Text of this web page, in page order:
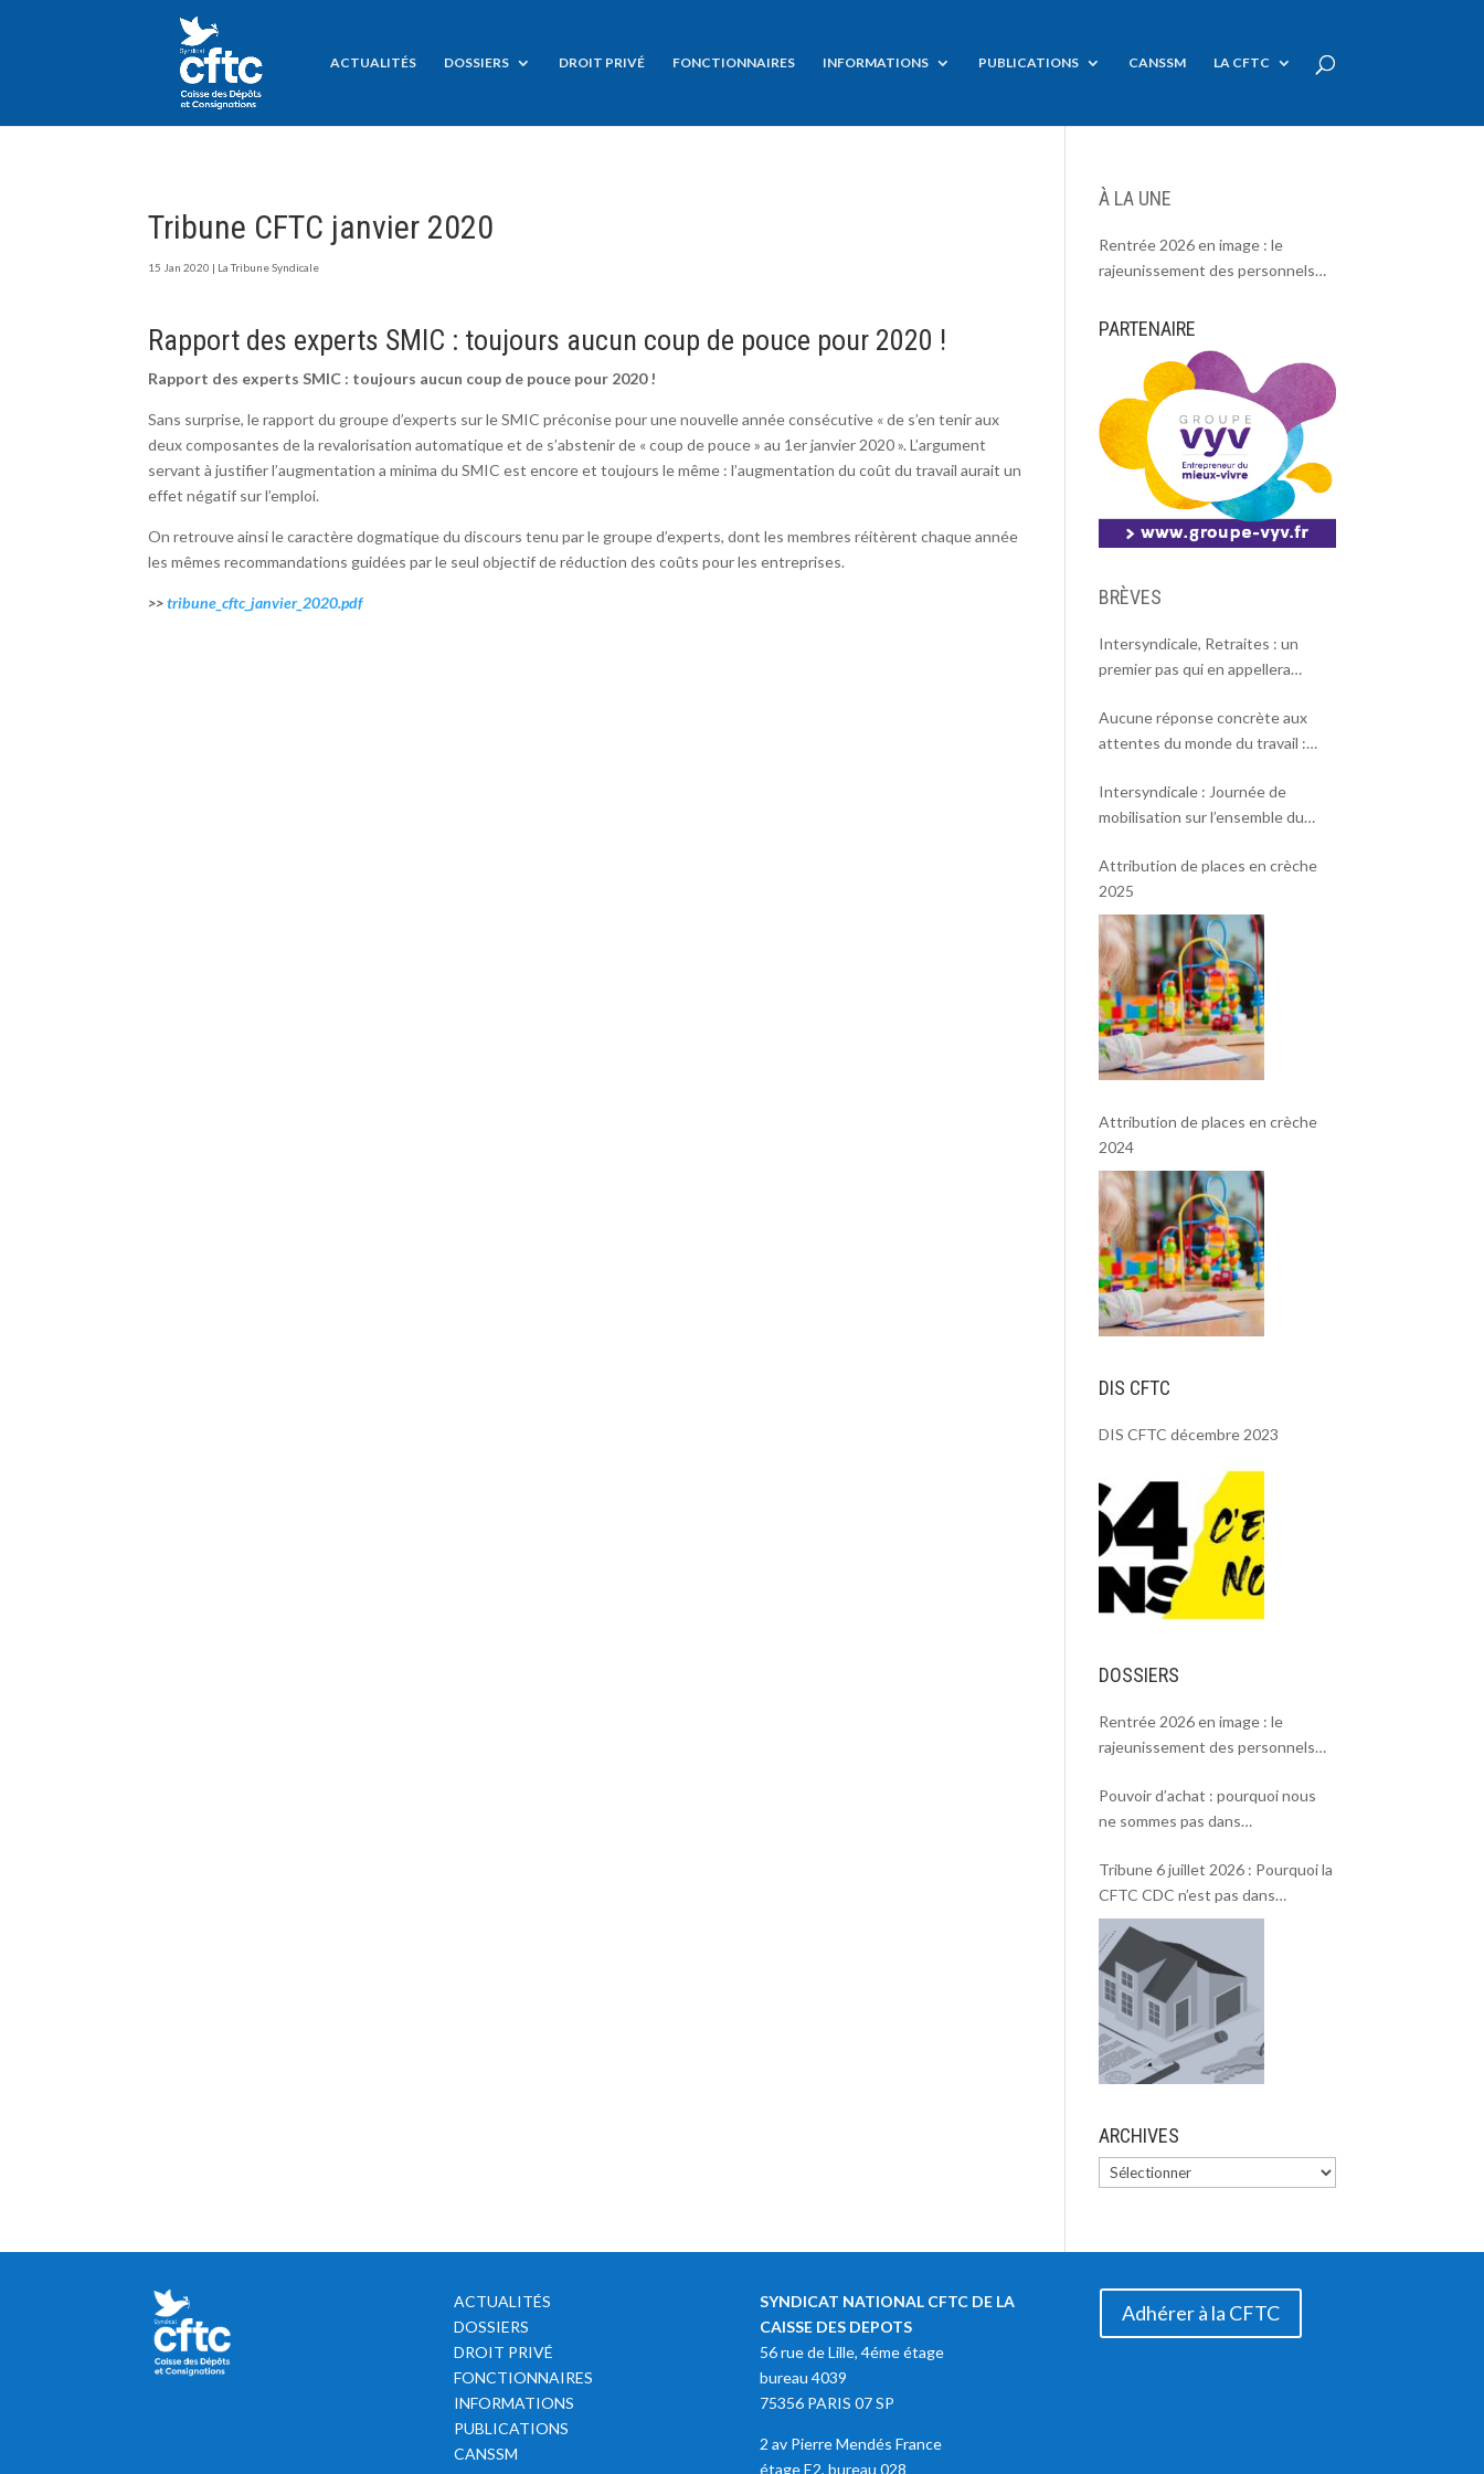
ACTUALITÉS DOSSIERS DROIT PRIVÉ FONCTIONNAIRES INFORMATIONS PUBLICATIONS CANSSM LA CFTC
Tribune CFTC janvier 2020
15 Jan 2020 | La Tribune Syndicale
Rapport des experts SMIC : toujours aucun coup de pouce pour 2020 !
Rapport des experts SMIC : toujours aucun coup de pouce pour 2020 !
Sans surprise, le rapport du groupe d’experts sur le SMIC préconise pour une nouvelle année consécutive « de s’en tenir aux
deux composantes de la revalorisation automatique et de s’abstenir de « coup de pouce » au 1er janvier 2020 ». L’argument
servant à justifier l’augmentation a minima du SMIC est encore et toujours le même : l’augmentation du coût du travail aurait un
effet négatif sur l’emploi.
On retrouve ainsi le caractère dogmatique du discours tenu par le groupe d’experts, dont les membres réitèrent chaque année
les mêmes recommandations guidées par le seul objectif de réduction des coûts pour les entreprises.
>>tribune_cftc_janvier_2020.pdf
À LA UNE
Rentrée 2026 en image : le
rajeunissement des personnels
PARTENAIRE
BRÈVES
Intersyndicale, Retraites : un
premier pas qui en appellera
Aucune réponse concrète aux
attentes du monde du travail :
mobilisation massive le 2 octobre !
Intersyndicale : Journée de
mobilisation sur l’ensemble du
Attribution de places en crèche
2025
Attribution de places en crèche
2024
DIS CFTC
DIS CFTC décembre 2023
DOSSIERS
Rentrée 2026 en image : le
rajeunissement des personnels
Pouvoir d’achat : pourquoi nous
ne sommes pas dans
Tribune 6 juillet 2026 : Pourquoi la
CFTC CDC n’est pas dans
l’intersyndicale « Pouvoir d’achat »
et Rentrée 2026 .
ARCHIVES
ACTUALITÉS
DOSSIERS
DROIT PRIVÉ
FONCTIONNAIRES
INFORMATIONS
PUBLICATIONS
CANSSM
SYNDICAT NATIONAL CFTC DE LA
CAISSE DES DEPOTS
56 rue de Lille, 4éme étage
bureau 4039
75356 PARIS 07 SP
2 av Pierre Mendés France
étage E2, bureau 028
Adhérer à la CFTC